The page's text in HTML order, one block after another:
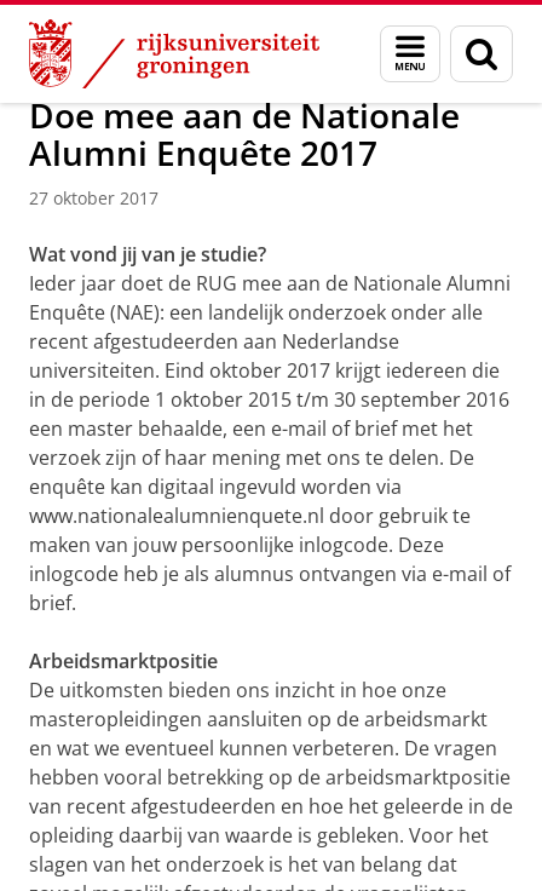
Skip
Content
Skip
Navigation
Menu
en
zoeken
Over ons Actueel Nieuws Nieuwsberichten
Doe mee aan de Nationale
Alumni Enquête 2017
27 oktober 2017
Wat vond jij van je studie?
Ieder jaar doet de RUG mee aan de Nationale Alumni
Enquête (NAE): een landelijk onderzoek onder alle
recent afgestudeerden aan Nederlandse
universiteiten. Eind oktober 2017 krijgt iedereen die
in de periode 1 oktober 2015 t/m 30 september 2016
een master behaalde, een e-mail of brief met het
verzoek zijn of haar mening met ons te delen. De
enquête kan digitaal ingevuld worden via
www.nationalealumnienquete.nl door gebruik te
maken van jouw persoonlijke inlogcode. Deze
inlogcode heb je als alumnus ontvangen via e-mail of
brief.
Arbeidsmarktpositie
De uitkomsten bieden ons inzicht in hoe onze
masteropleidingen aansluiten op de arbeidsmarkt
en wat we eventueel kunnen verbeteren. De vragen
hebben vooral betrekking op de arbeidsmarktpositie
van recent afgestudeerden en hoe het geleerde in de
opleiding daarbij van waarde is gebleken. Voor het
slagen van het onderzoek is het van belang dat